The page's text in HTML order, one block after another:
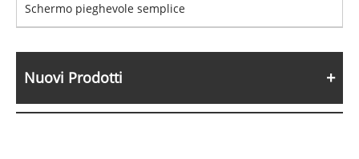
Schermo pieghevole semplice
Nuovi Prodotti